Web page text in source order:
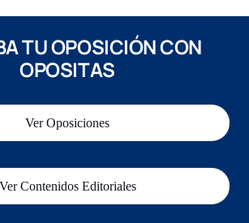
TU OPOSICIÓN CON
OPOSITAS
Ver Oposiciones
Ver Contenidos Editoriales